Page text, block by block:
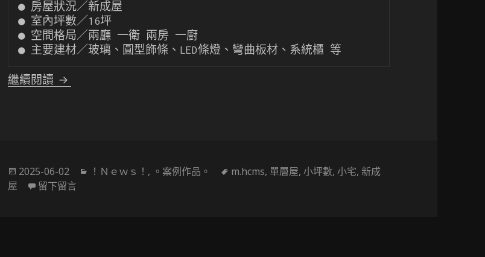
● 房屋狀況／新成屋
● 室內坪數／16坪
● 空間格局／兩廳 一衛 兩房 一廚
● 主要建材／玻璃、圓型飾條、LED條燈、彎曲板材、系統櫃 等
繼續閱讀 〔小坪數設計〕北歐風設計精髓，圓弧與光影營造最美生活！
發
2025-06-02
分！Ｎｅｗｓ！ , 。案例作品。
標
m.hcms, 單層屋,小坪數,小宅,新成
屋
留下留言在 〔小坪數設計〕北歐風設計精髓，圓弧與光影營造最美生活！